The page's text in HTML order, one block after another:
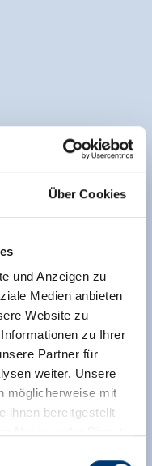
Über Cookies
und Anzeigen zu
Medien anbieten
Website zu
zu Ihrer
Partner für
weiter. Unsere
möglicherweise mit
ihnen bereitgestellt